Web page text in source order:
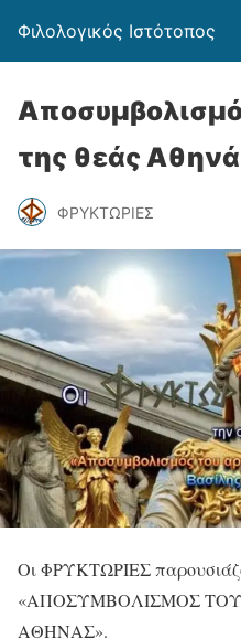
Φιλολογικός Ιστότοπος
της θεάς
ΦΡΥΚΤΩΡΙΕΣ
Οι ΦΡΥΚΤΩΡΙΕΣ
«ΑΠΟΣΥΜΒΟΛΙΣΜΟΣ
ΑΘΗΝΑΣ».